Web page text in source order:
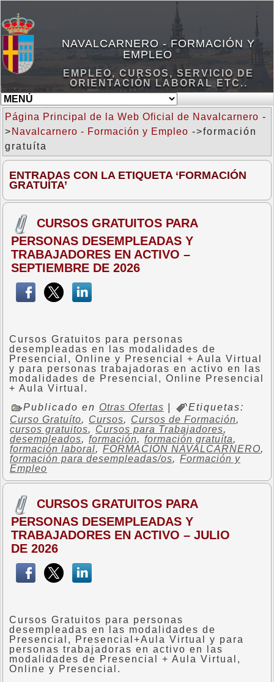
NAVALCARNERO - FORMACIÓN Y
EMPLEO
EMPLEO, CURSOS, SERVICIO DE
ORIENTACIÓN LABORAL ETC..
Página Principal de la Web Oficial de Navalcarnero -
> Navalcarnero - Formación y Empleo ->formación
gratuíta
ENTRADAS CON LA ETIQUETA ‘FORMACIÓN
GRATUÍTA’
CURSOS GRATUITOS PARA
PERSONAS DESEMPLEADAS Y
TRABAJADORES EN ACTIVO –
SEPTIEMBRE DE 2026
Cursos Gratuitos para personas
desempleadas en las modalidades de
Presencial, Online y Presencial + Aula Virtual
y para personas trabajadoras en activo en las
modalidades de Presencial, Online Presencial
+ Aula Virtual.
Publicado en Otras Ofertas
Etiquetas:
Curso Gratuíto, Cursos, Cursos de Formación,
cursos gratuitos, Cursos para Trabajadores,
desempleados, formación, formación gratuíta,
formación laboral, FORMACIÓN NAVALCARNERO,
formación para desempleadas/os, Formación y
Empleo
CURSOS GRATUITOS PARA
PERSONAS DESEMPLEADAS Y
TRABAJADORES EN ACTIVO – JULIO
DE 2026
Cursos Gratuitos para personas
desempleadas en las modalidades de
Presencial, Presencial+Aula Virtual y para
personas trabajadoras en activo en las
modalidades de Presencial + Aula Virtual,
Online y Presencial.